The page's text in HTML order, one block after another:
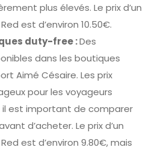
plus élevés. Le prix d’un
est d’environ 10.50€.
duty-free :Des
dans les boutiques
Aimé Césaire. Les prix
pour les voyageurs
il est important de comparer
d’acheter. Le prix d’un
est d’environ 9.80€, mais